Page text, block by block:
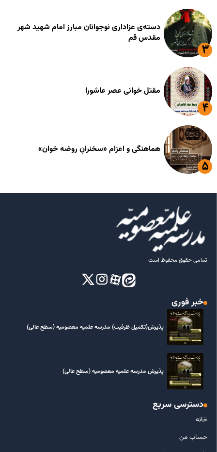
دسته‌ی عزاداری نوجوانان مبارز امام شهید شهر
مقدس قم
مقتل خوانی عصر عاشورا
هماهنگی و اعزام «سخنرانِ روضه خوان»
تمامی حقوق محفوظ است
خبر فوری
پذیرش(تکمیل ظرفیت) مدرسه علمیه معصومیه‌ (سطح عالی)
پذیرش مدرسه علمیه معصومیه‌ (سطح عالی)
دسترسی سریع
خانه
حساب من